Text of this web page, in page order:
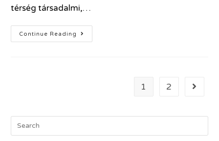
térség társadalmi,…
Continue Reading
1 2